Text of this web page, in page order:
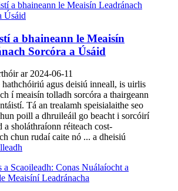
a bhaineann le Meaisín
Sorcóra a Úsáid
ar 2024-06-11
agus deisiú inneall, is uirlis
í meaisín tolladh sorcóra a thairgeann
Tá an trealamh speisialaithe seo
poill a dhruileáil go beacht i sorcóirí
a sholáthraíonn réiteach cost-
chun rudaí caite nó ... a dheisiú